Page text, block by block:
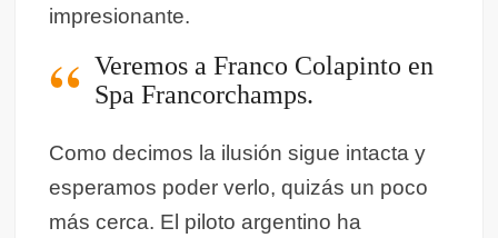
impresionante.
Veremos a Franco Colapinto en
Spa Francorchamps.
Como decimos la ilusión sigue intacta y
esperamos poder verlo, quizás un poco
más cerca. El piloto argentino ha